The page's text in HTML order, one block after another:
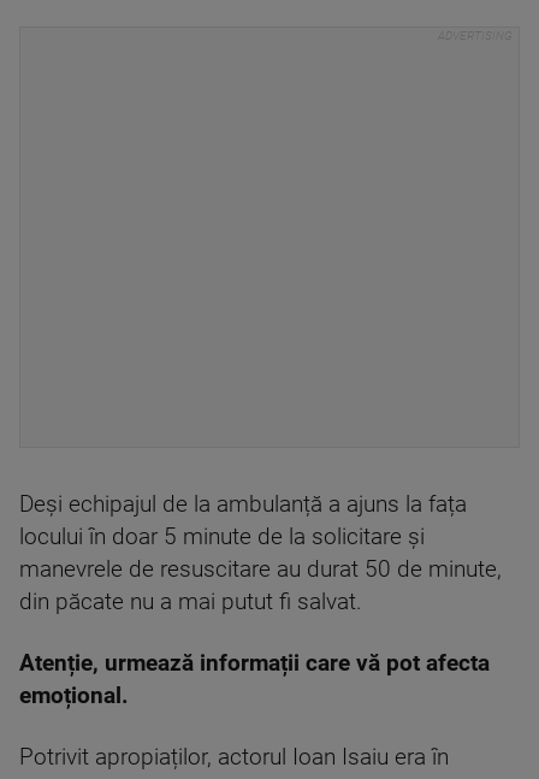
Deși echipajul de la ambulanță a ajuns la fața
locului în doar 5 minute de la solicitare și
manevrele de resuscitare au durat 50 de minute,
din păcate nu a mai putut fi salvat.
Atenție, urmează informații care vă pot afecta
emoțional.
Potrivit apropiaților, actorul Ioan Isaiu era în